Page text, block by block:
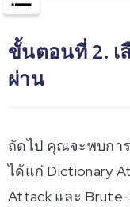
ขั้นตอนที่ 2. เ
ผ่าน
ถัดไป คุณจะพบกา
ได้แก่ Dictionary
Attack และ